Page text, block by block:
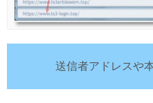
送信者アドレスや